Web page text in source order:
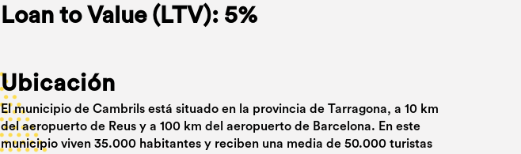
Loan to Value (LTV): 5%
Ubicación
El municipio de Cambrils está situado en la provincia de Tarragona, a 10 km
del aeropuerto de Reus y a 100 km del aeropuerto de Barcelona. En este
municipio viven 35.000 habitantes y reciben una media de 50.000 turistas